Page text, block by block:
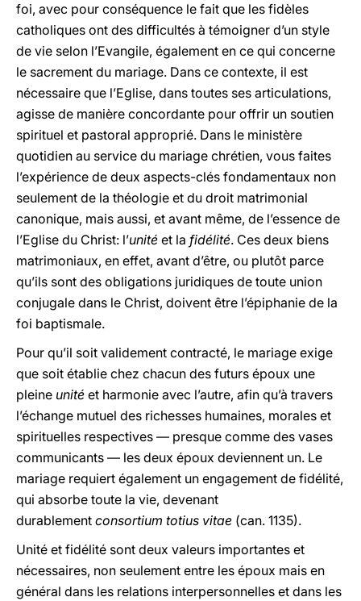
foi, avec pour conséquence le fait que les fidèles
catholiques ont des difficultés à témoigner d’un style
de vie selon l’Evangile, également en ce qui concerne
le sacrement du mariage. Dans ce contexte, il est
nécessaire que l’Eglise, dans toutes ses articulations,
agisse de manière concordante pour offrir un soutien
spirituel et pastoral approprié. Dans le ministère
quotidien au service du mariage chrétien, vous faites
l’expérience de deux aspects-clés fondamentaux non
seulement de la théologie et du droit matrimonial
canonique, mais aussi, et avant même, de l’essence de
l’Eglise du Christ: l’unité et la fidélité. Ces deux biens
matrimoniaux, en effet, avant d’être, ou plutôt parce
qu’ils sont des obligations juridiques de toute union
conjugale dans le Christ, doivent être l’épiphanie de la
foi baptismale.
Pour qu’il soit validement contracté, le mariage exige
que soit établie chez chacun des futurs époux une
pleine unité et harmonie avec l’autre, afin qu’à travers
l’échange mutuel des richesses humaines, morales et
spirituelles respectives — presque comme des vases
communicants — les deux époux deviennent un. Le
mariage requiert également un engagement de fidélité,
qui absorbe toute la vie, devenant
durablement consortium totius vitae (can. 1135).
Unité et fidélité sont deux valeurs importantes et
nécessaires, non seulement entre les époux mais en
général dans les relations interpersonnelles et dans les